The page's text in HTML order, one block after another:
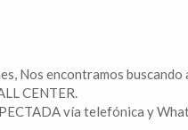
Nos encontramos
CENTER.
vía telefónica y